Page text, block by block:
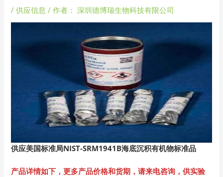
/供应信息 / 作者： 深圳德博瑞生物科技有限公司
供应美国标准局NIST-SRM1941B海底沉积有机物标准品
产品详情如下，更多产品价格和货期，请来电咨询，供实验